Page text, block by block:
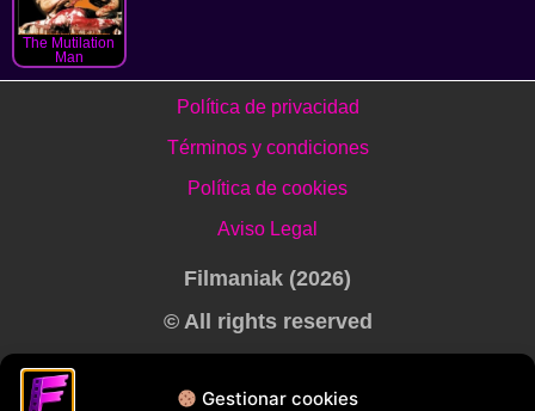
Gestionar cookies
The Mutilation
Man
Política de privacidad
Términos y condiciones
Política de cookies
Aviso Legal
Filmaniak (2026)
© All rights reserved